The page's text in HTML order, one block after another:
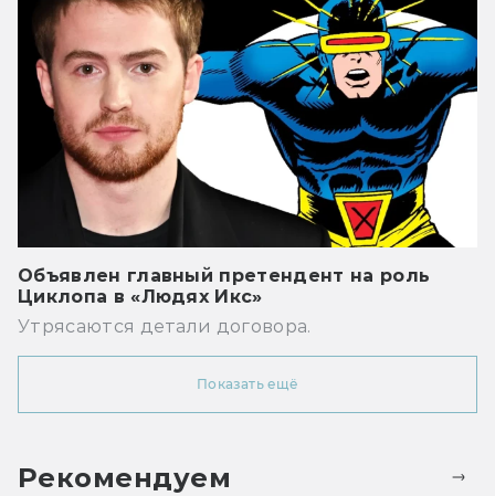
Объявлен главный претендент на роль
Циклопа в «Людях Икс»
Утрясаются детали договора.
Показать ещё
Рекомендуем